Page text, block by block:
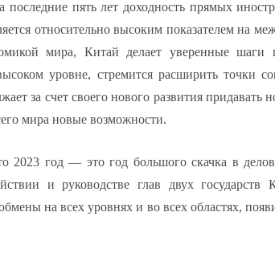
последние пять лет доходность прямых
относительно высоким показателем на
мира, Китай делает уверенные шаги
уровне, стремится расширить точки
за счет своего нового развития придавать
мира новые возможности.
2023 год — это год большого скачка в
и руководстве глав двух государств
на всех уровнях и во всех областях,